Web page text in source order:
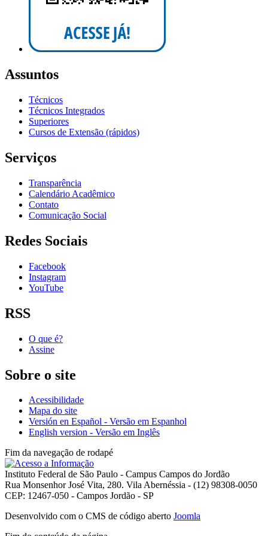
Assuntos
Técnicos
Técnicos Integrados
Superiores
Cursos de Extensão (rápidos)
Serviços
Transparência
Calendário Acadêmico
Contato
Comunicação Social
Redes Sociais
Facebook
Instagram
YouTube
RSS
O que é?
Assine
Sobre o site
Acessibilidade
Mapa do site
Versión en Español - Versão em Espanhol
English version - Versão em Inglês
Fim da navegação de rodapé
Instituto Federal de São Paulo - Campus Campos do Jordão
Rua Monsenhor José Vita, 280. Vila Abernéssia - (12) 98308-0050
CEP: 12467-050 - Campos Jordão - SP
Desenvolvido com o CMS de código aberto Joomla